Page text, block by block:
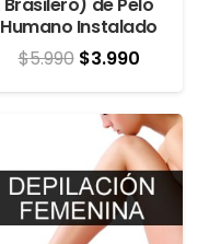
Brasilero) de Pelo
Humano Instalado
$5.990 El
precio
original
era:
$5.990.
$3.990El
precio
actual
es:
$3.990.